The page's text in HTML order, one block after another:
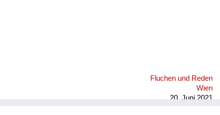
Fluchen und Reden
Wien
20. Juni 2021